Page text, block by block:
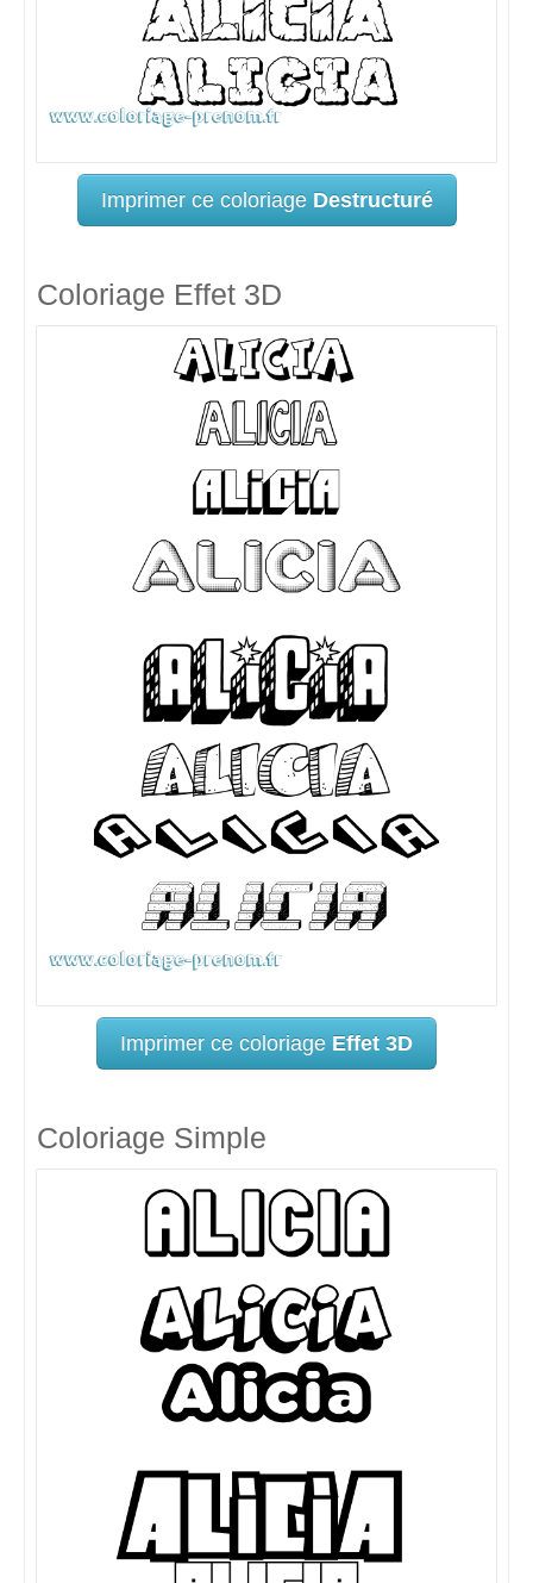
Imprimer ce coloriage Destructuré
Coloriage Effet 3D
Imprimer ce coloriage Effet 3D
Coloriage Simple